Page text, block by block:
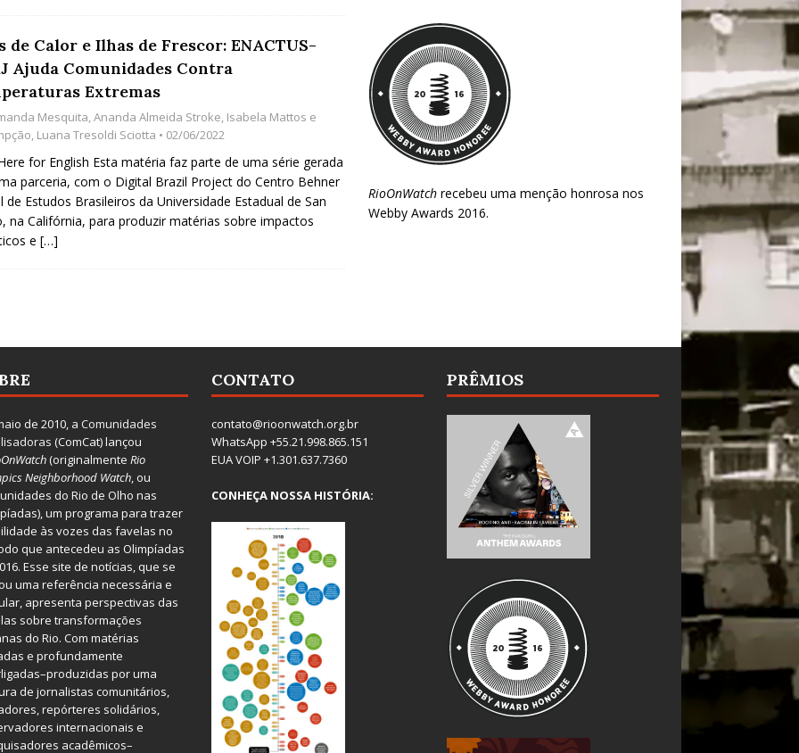
de Calor e Ilhas de Frescor: ENACTUS-
Ajuda Comunidades Contra
Extremas
Mesquita,Ananda Almeida Stroke, Isabela Mattos e
, Luana Tresoldi Sciotta • 02/06/2022
for English Esta matéria faz parte de uma série gerada
parceria, com o Digital Brazil Project do Centro Behner
de Estudos Brasileiros da Universidade Estadual de San
na Califórnia, para produzir matérias sobre impactos
e […]
RioOnWatchrecebeu uma menção honrosa nos
Webby Awards 2016.
de 2010, a Comunidades
(ComCat) lançou
(originalmente Rio
Neighborhood Watch, ou
do Rio de Olho nas
um programa para trazer
às vozes das favelas no
que antecedeu as Olimpíadas
Esse site de notícias, que se
uma referência necessária e
apresenta perspectivas das
sobre transformações
do Rio. Com matérias
e profundamente
por uma
de jornalistas comunitários,
repórteres solidários,
internacionais e
acadêmicos–
CONTATO
contato@rioonwatch.org.br
WhatsApp +55.21.998.865.151
EUA VOIP +1.301.637.7360
CONHEÇA NOSSA HISTÓRIA:
PRÊMIOS